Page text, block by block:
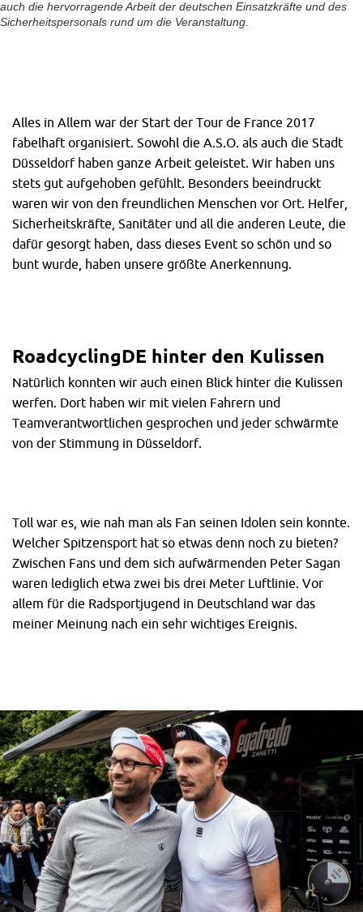
auch die hervorragende Arbeit der deutschen Einsatzkräfte und des
Sicherheitspersonals rund um die Veranstaltung.
Alles in Allem war der Start der Tour de France 2017
fabelhaft organisiert. Sowohl die A.S.O. als auch die Stadt
Düsseldorf haben ganze Arbeit geleistet. Wir haben uns
stets gut aufgehoben gefühlt. Besonders beeindruckt
waren wir von den freundlichen Menschen vor Ort. Helfer,
Sicherheitskräfte, Sanitäter und all die anderen Leute, die
dafür gesorgt haben, dass dieses Event so schön und so
bunt wurde, haben unsere größte Anerkennung.
RoadcyclingDE hinter den Kulissen
Natürlich konnten wir auch einen Blick hinter die Kulissen
werfen. Dort haben wir mit vielen Fahrern und
Teamverantwortlichen gesprochen und jeder schwärmte
von der Stimmung in Düsseldorf.
Toll war es, wie nah man als Fan seinen Idolen sein konnte.
Welcher Spitzensport hat so etwas denn noch zu bieten?
Zwischen Fans und dem sich aufwärmenden Peter Sagan
waren lediglich etwa zwei bis drei Meter Luftlinie. Vor
allem für die Radsportjugend in Deutschland war das
meiner Meinung nach ein sehr wichtiges Ereignis.